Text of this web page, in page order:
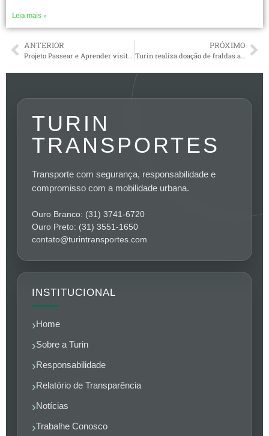
Leia mais »
ANTERIOR PRÓXIMO
Turin realiza doação de fraldas ao Lar São Vicente de Paulo
TURIN
TRANSPORTES
Transporte com segurança, responsabilidade e
compromisso com a mobilidade urbana.
Ouro Branco: (31) 3741-6720
Ouro Preto: (31) 3551-1650
contato@turintransportes.com
INSTITUCIONAL
Home
Sobre a Turin
Responsabilidade
Relatório de Transparência
Notícias
Trabalhe Conosco